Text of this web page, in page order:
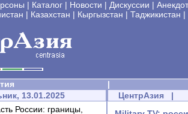
| Каталог | Новости | Дискуссии |
| Казахстан | Кыргызстан | Таджикистан |
|
13.01.2025
России: границы,
ЦентрАзия |